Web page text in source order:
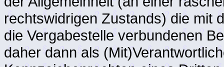
rechtswidrigen Zustands) die mit
die Vergabestelle verbundenen
daher dann als